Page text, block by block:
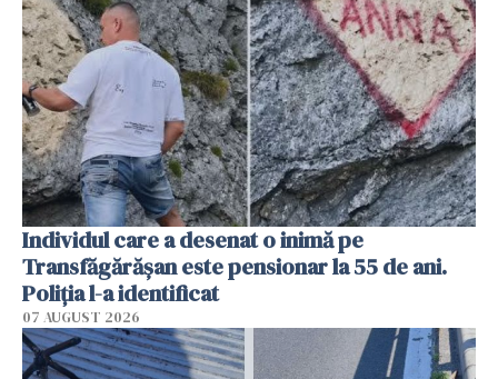
Individul care a desenat o inimă pe
Transfăgărășan este pensionar la 55 de ani.
Poliția l-a identificat
07 AUGUST 2026